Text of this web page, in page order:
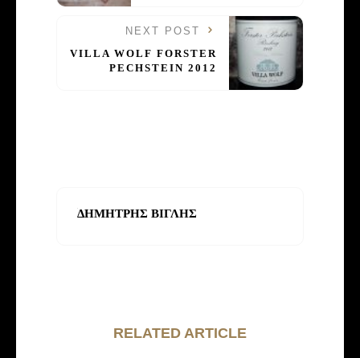
NEXT POST
VILLA WOLF FORSTER
PECHSTEIN 2012
ΔΗΜΗΤΡΗΣ ΒΙΓΛΗΣ
RELATED ARTICLE